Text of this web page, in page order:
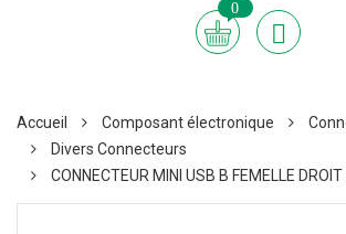
0
Accueil Composant électronique
Divers Connecteurs
CONNECTEUR MINI USB B FEMELLE